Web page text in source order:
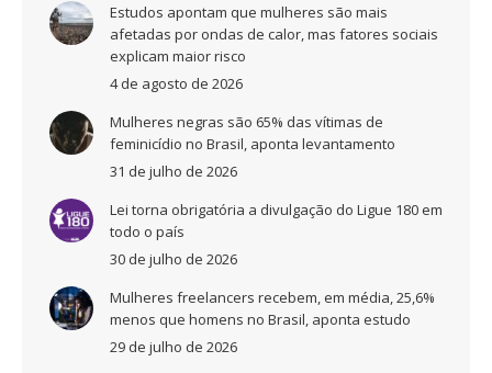
Estudos apontam que mulheres são mais
afetadas por ondas de calor, mas fatores sociais
explicam maior risco
4 de agosto de 2026
Mulheres negras são 65% das vítimas de
feminicídio no Brasil, aponta levantamento
31 de julho de 2026
Lei torna obrigatória a divulgação do Ligue 180 em
todo o país
30 de julho de 2026
Mulheres freelancers recebem, em média, 25,6%
menos que homens no Brasil, aponta estudo
29 de julho de 2026